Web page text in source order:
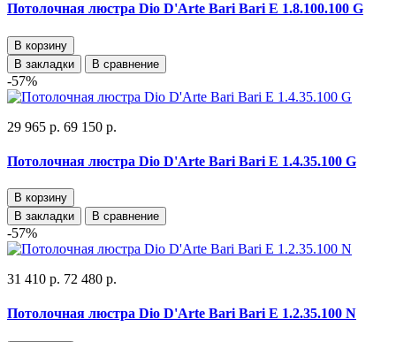
Потолочная люстра Dio D'Arte Bari Bari E 1.8.100.100 G
В корзину
В закладки
В сравнение
-57%
29 965 р. 69 150 р.
Потолочная люстра Dio D'Arte Bari Bari E 1.4.35.100 G
В корзину
В закладки
В сравнение
-57%
31 410 р. 72 480 р.
Потолочная люстра Dio D'Arte Bari Bari E 1.2.35.100 N